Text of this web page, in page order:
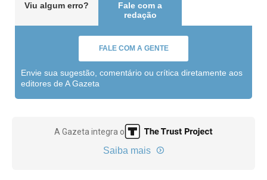
Viu algum erro?
Fale com a
redação
FALE COM A GENTE
Envie sua sugestão, comentário ou crítica diretamente aos
editores de A Gazeta
A Gazeta integra o
Saiba mais